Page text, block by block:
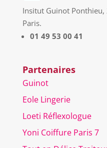
Insitut Guinot
Paris.
01 49 53 00 41
Partenaires
Guinot
Eole Lingerie
Loeti Réflexologue
Yoni Coiffure Paris 7